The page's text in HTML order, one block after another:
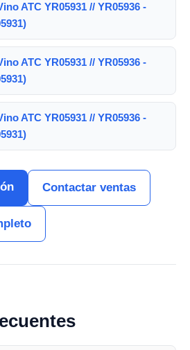
ATC YR05931 // YR05936 -
ATC YR05931 // YR05936 -
ATC YR05931 // YR05936 -
Contactar ventas